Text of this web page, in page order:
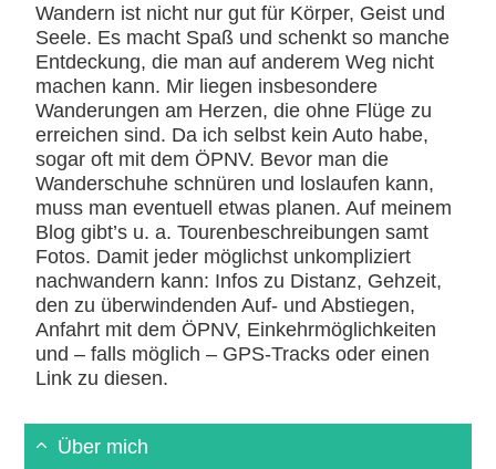
Wandern ist nicht nur gut für Körper, Geist und
Seele. Es macht Spaß und schenkt so manche
Entdeckung, die man auf anderem Weg nicht
machen kann. Mir liegen insbesondere
Wanderungen am Herzen, die ohne Flüge zu
erreichen sind. Da ich selbst kein Auto habe,
sogar oft mit dem ÖPNV. Bevor man die
Wanderschuhe schnüren und loslaufen kann,
muss man eventuell etwas planen. Auf meinem
Blog gibt’s u. a. Tourenbeschreibungen samt
Fotos. Damit jeder möglichst unkompliziert
nachwandern kann: Infos zu Distanz, Gehzeit,
den zu überwindenden Auf- und Abstiegen,
Anfahrt mit dem ÖPNV, Einkehrmöglichkeiten
und – falls möglich – GPS-Tracks oder einen
Link zu diesen.
Über mich